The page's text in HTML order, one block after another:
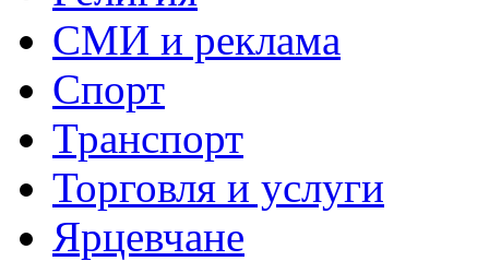
СМИ и реклама
Спорт
Транспорт
Торговля и услуги
Ярцевчане